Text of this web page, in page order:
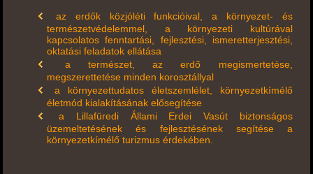
az erdők közjóléti funkcióival, a környezet- és
természetvédelemmel, a környezeti kultúrával
kapcsolatos fenntartási, fejlesztési, ismeretterjesztési,
oktatási feladatok ellátása
a természet, az erdő megismertetése,
megszerettetése minden korosztállyal
a környezettudatos életszemlélet, környezetkímélő
életmód kialakításának elősegítése
a Lillafüredi Állami Erdei Vasút biztonságos
üzemeltetésének és fejlesztésének segítése a
környezetkímélő turizmus érdekében.